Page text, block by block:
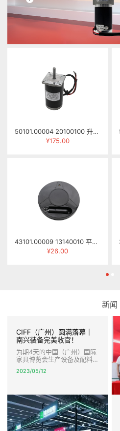
50101.00004 20100100 升降电机 57ZYN041 DC24V 3500RPM 0.3N.M
¥175.00
43101.00009 13140010 平面手轮 φ16×φ183
¥26.00
新闻
CIFF（广州）圆满落幕｜
南兴装备完美收官！
为期4天的中国（广州）国际
家具博览会生产设备及配料展
官。 本届展会，南兴装备以
光封边，柔性封边连线、高速
智能钻孔以及智能生产线等创
新技术和解决方案，引爆全
场，盛况空前，宾客盈门，签
约不断。
2023/05/12